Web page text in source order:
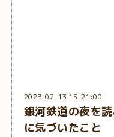
2023-02-13 15:21:00
銀河鉄道の夜を
に気づいたこと